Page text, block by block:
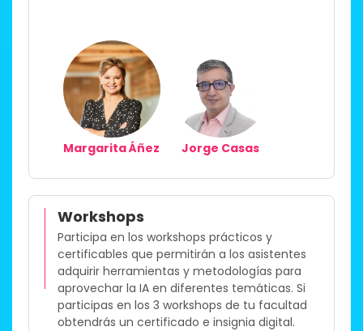
Margarita Áñez Jorge Casas
Workshops
Participa en los workshops prácticos y
certificables que permitirán a los asistentes
adquirir herramientas y metodologías para
aprovechar la IA en diferentes temáticas. Si
participas en los 3 workshops de tu facultad
obtendrás un certificado e insignia digital.​